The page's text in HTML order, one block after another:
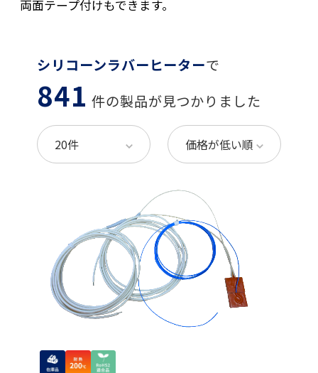
両面テープ付けもできます。
シリコーンラバーヒーターで
841 件の製品が見つかりました